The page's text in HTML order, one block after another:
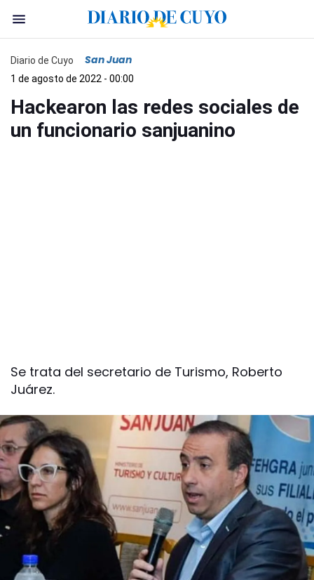
Diario de Cuyo San Juan
1 de agosto de 2022 - 00:00
Hackearon las redes sociales de
un funcionario sanjuanino
Se trata del secretario de Turismo, Roberto
Juárez.